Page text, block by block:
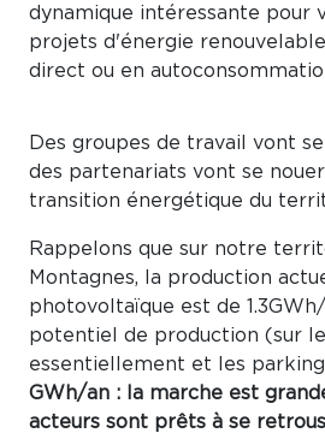
dynamique intéressante pour
projets d'énergie
direct ou en
Des groupes de travail vont
des partenariats vont se
transition énergétique du
Rappelons que sur notre
Montagnes, la production
photovoltaïque est de
potentiel de production (sur
essentiellement et les
GWh/an : la marche est
acteurs sont prêts à se